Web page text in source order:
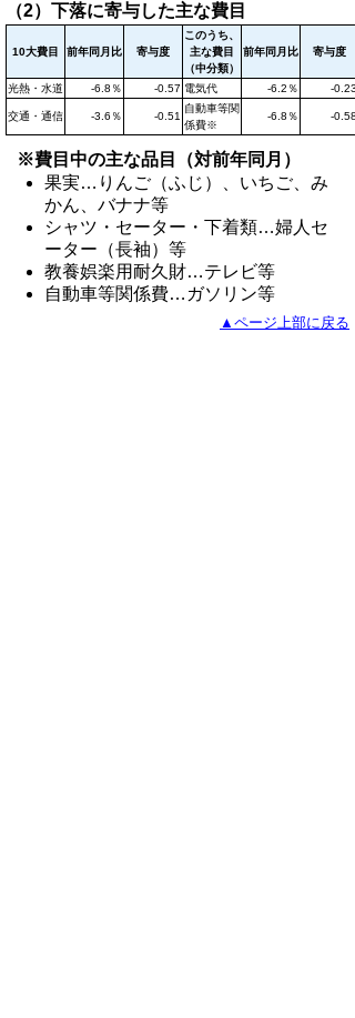
（2）下落に寄与した主な費目
10大費目 前年同月比 寄与度
このうち、
主な費目
（中分類）
前年同月比 寄与度
光熱・水道 -6.8％ -0.57 電気代 -6.2％ -0.23
交通・通信 -3.6％ -0.51
自動車等関
係費※
-6.8％ -0.58
※費目中の主な品目（対前年同月）
果実…りんご（ふじ）、いちご、み
かん、バナナ等
シャツ・セーター・下着類…婦人セ
ーター（長袖）等
教養娯楽用耐久財…テレビ等
自動車等関係費…ガソリン等
▲ページ上部に戻る